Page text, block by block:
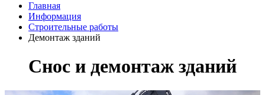
Главная
Информация
Строительные работы
Демонтаж зданий
Снос и демонтаж зданий